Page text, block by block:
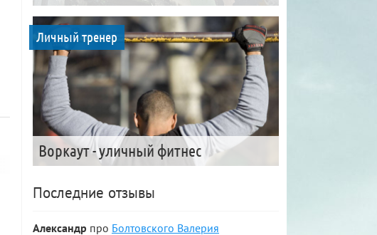
Личный тренер
Воркаут - уличный фитнес
Последние отзывы
Александр про Болтовского Валерия